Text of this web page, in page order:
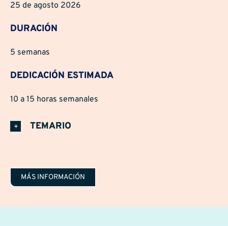
25 de agosto 2026
DURACIÓN
5 semanas
DEDICACIÓN ESTIMADA
10 a 15 horas semanales
TEMARIO
MÁS INFORMACIÓN